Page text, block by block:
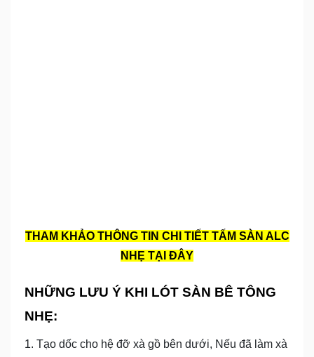
THAM KHẢO THÔNG TIN CHI TIẾT TẤM SÀN ALC
NHẸ TẠI ĐÂY
NHỮNG LƯU Ý KHI LÓT SÀN BÊ TÔNG
NHẸ:
1. Tạo dốc cho hệ đỡ xà gồ bên dưới, Nếu đã làm xà